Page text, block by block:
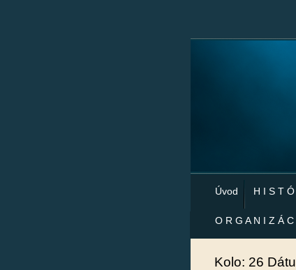
Úvod H I S T
O R G A N I Z Á C
Kolo: 26